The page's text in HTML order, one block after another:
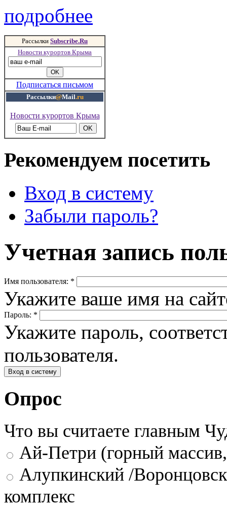
подробнее
Рассылки Subscribe.Ru
Новости курортов Крыма
Подписаться письмом
Рассылки@Mail.ru
Новости курортов Крыма
Рекомендуем посетить
Вход в систему
Забыли пароль?
Учетная запись
Имя пользователя: *
Укажите ваше имя на
Пароль: *
Укажите пароль,
пользователя.
Опрос
Что вы считаете главным
Ай-Петри (горный
Алупкинский /
комплекс